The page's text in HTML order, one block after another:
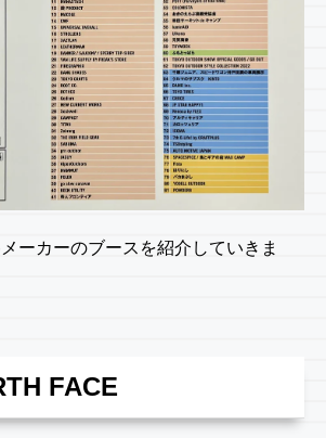
ーカーのブースを紹介していきま
FACE